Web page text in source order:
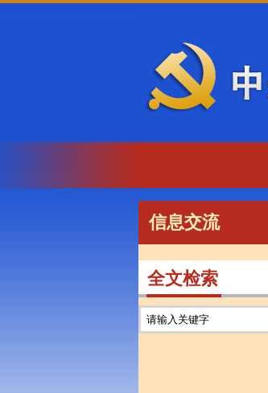
信息交流
全文检索